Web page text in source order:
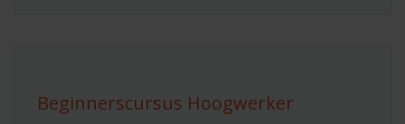
Beginnerscursus Hoogwerker